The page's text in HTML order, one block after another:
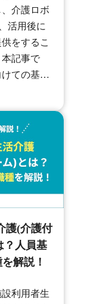
介護ロボ
活用後に
をするこ
記事で
ての基本
推進体制
きるた
さい。
護(介護付
？人員基
解説！
利用者生